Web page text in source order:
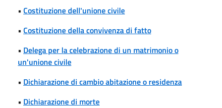
• Costituzione dell'unione civile
• Costituzione della convivenza di fatto
• Delega per la celebrazione di un matrimonio o
un'unione civile
• Dichiarazione di cambio abitazione o residenza
• Dichiarazione di morte